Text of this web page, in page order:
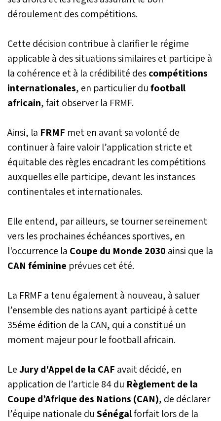
déroulement des compétitions.
Cette décision contribue à clarifier le régime
applicable à des situations similaires et participe à
la cohérence et à la crédibilité descompétitions
internationales, en particulier dufootball
africain, fait observer la FRMF.
Ainsi, la FRMF met en avant sa volonté de
continuer à faire valoir l’application stricte et
équitable des règles encadrant les compétitions
auxquelles elle participe, devant les instances
continentales et internationales.
Elle entend, par ailleurs, se tourner sereinement
vers les prochaines échéances sportives, en
l'occurrence la Coupe du Monde 2030 ainsi que la
CAN féminine prévues cet été.
La FRMF a tenu également à nouveau, à saluer
l’ensemble des nations ayant participé à cette
35éme édition de la CAN, qui a constitué un
moment majeur pour le football africain.
LeJury d'Appel de la CAF avait décidé, en
application de l’article 84 du Règlement de la
Coupe d’Afrique des Nations (CAN), de déclarer
l’équipe nationale duSénégalforfait lors de la